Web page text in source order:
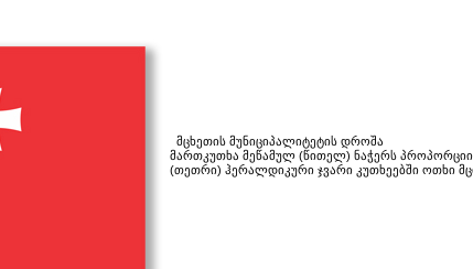
მცხეთის მუნიციპალიტეტის დროშა
მართკუთხა მეწამულ (წითელ) ნაჭერს
(თეთრი) ჰერალდიკური ჯვარი კუთხეებში ოთხი